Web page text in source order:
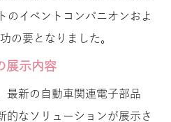
のイベントコンパニオンおよ
の要となりました。
展示内容
最新の自動車関連電子部品
的なソリューションが展示さ